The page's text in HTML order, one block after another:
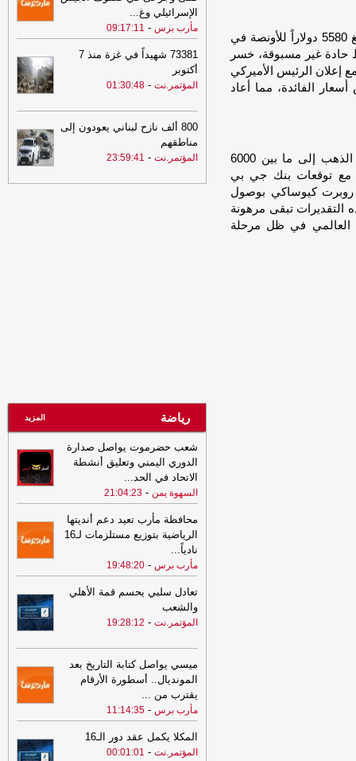
يُذكر أن المعدن الأصفر كان قد سجل مستوى تاريخياً بلغ 5580 دولاراً للأونصة في
هبوط حادة غير مسبوقة، خسر
مع إعلان الرئيس الأميركي
الفائدة، مما أعاد
ورغم هذه التقلبات، لم يستبعد الترجمان وصول سعر الذهب إلى ما بين 6000
مع توقعات بنك جي بي
روبرت كيوساكي بوصول
هذه التقديرات تبقى مرهونة
العالمي في ظل مرحلة
المسؤولين ودعم استعادة الدولة
برس
21:02
توكل كرمان تدين هجوم الحوثيين
على قوات الطوارئ وتدعو إلى محاسبة
المسؤولين ودعم استعادة الدولة
مأرب
20:30
البنك المركزي يوقف تراخيص
ثلاث منشآت صرافة ويغلق مقراتها
السهوة
يمن
الإسرائيلي وغ...
مأرب برس -
09:17:11
73381 شهيداً في غزة منذ 7
أكتوبر
المؤتمر.نت -
01:30:48
800 ألف نازح لبناني يعودون إلى
مناطقهم
المؤتمر.نت -
23:59:41
رياضة المزيد
شعب حضرموت يواصل صدارة
الدوري اليمني وتعليق أنشطة
الاتحاد في الحد...
السهوة يمن -
21:04:23
محافظة مأرب تعيد دعم أنديتها
الرياضية بتوزيع مستلزمات لـ16
نادياً...
مأرب برس -
19:48:20
تعادل سلبي يحسم قمة الأهلي
والشعب
المؤتمر.نت -
19:28:12
ميسي يواصل كتابة التاريخ بعد
المونديال.. أسطورة الأرقام
يقترب من ...
مأرب برس -
11:14:35
المكلا يكمل عقد دور الـ16
المؤتمر.نت -
00:01:01